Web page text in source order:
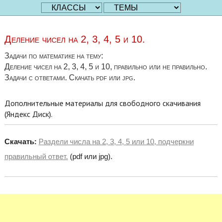
Деление чисел на 2, 3, 4, 5 и 10.
Задачи по математике на тему:
Деление чисел на 2, 3, 4, 5 и 10, правильно или не правильно.
Задачи с ответами. Скачать pdf или jpg.
Дополнительные материалы для свободного скачивания
(Яндекс Диск).
Скачать: Раздели числа на 2, 3, 4, 5 или 10, подчеркни
правильный ответ. (pdf или jpg).